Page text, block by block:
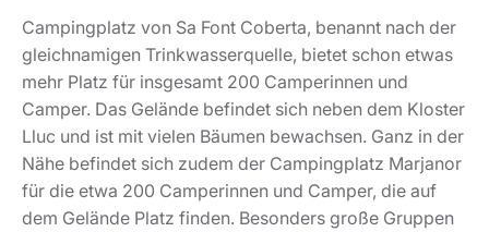
Campingplatz von Sa Font Coberta, benannt nach der
gleichnamigen Trinkwasserquelle, bietet schon etwas
mehr Platz für insgesamt 200 Camperinnen und
Camper. Das Gelände befindet sich neben dem Kloster
Lluc und ist mit vielen Bäumen bewachsen. Ganz in der
Nähe befindet sich zudem der Campingplatz Marjanor
für die etwa 200 Camperinnen und Camper, die auf
dem Gelände Platz finden. Besonders große Gruppen